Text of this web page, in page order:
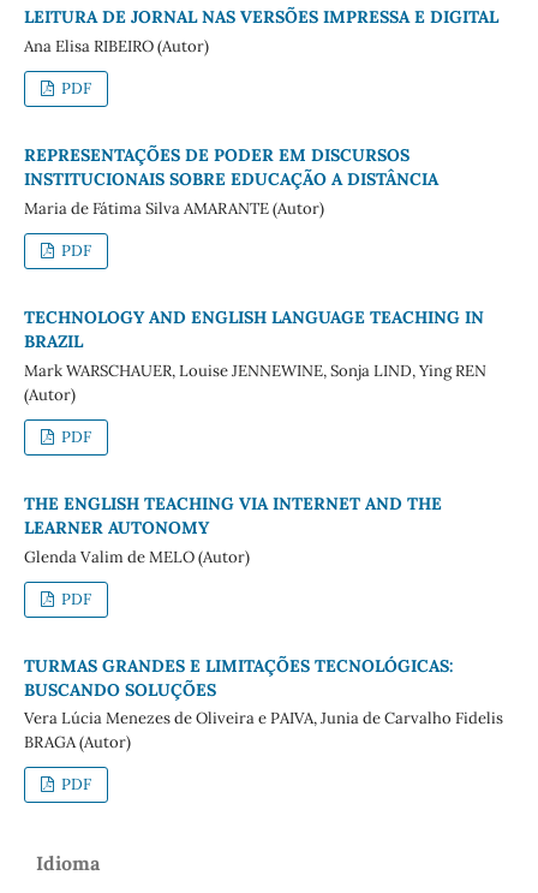
LEITURA DE JORNAL NAS VERSÕES IMPRESSA E DIGITAL
Ana Elisa RIBEIRO (Autor)
PDF
REPRESENTAÇÕES DE PODER EM DISCURSOS
INSTITUCIONAIS SOBRE EDUCAÇÃO A DISTÂNCIA
Maria de Fátima Silva AMARANTE (Autor)
PDF
TECHNOLOGY AND ENGLISH LANGUAGE TEACHING IN
BRAZIL
Mark WARSCHAUER, Louise JENNEWINE, Sonja LIND, Ying REN
(Autor)
PDF
THE ENGLISH TEACHING VIA INTERNET AND THE
LEARNER AUTONOMY
Glenda Valim de MELO (Autor)
PDF
TURMAS GRANDES E LIMITAÇÕES TECNOLÓGICAS:
BUSCANDO SOLUÇÕES
Vera Lúcia Menezes de Oliveira e PAIVA, Junia de Carvalho Fidelis
BRAGA (Autor)
PDF
Idioma